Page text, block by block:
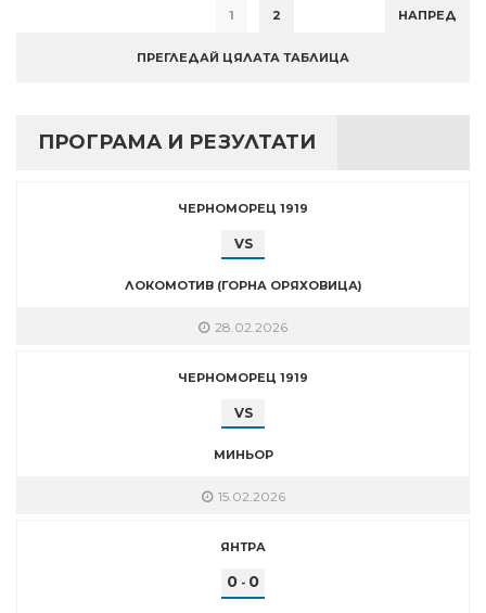
1 2 НАПРЕД
ПРЕГЛЕДАЙ ЦЯЛАТА ТАБЛИЦА
ПРОГРАМА И РЕЗУЛТАТИ
ЧЕРНОМОРЕЦ 1919
VS
ЛОКОМОТИВ (ГОРНА ОРЯХОВИЦА)
28.02.2026
ЧЕРНОМОРЕЦ 1919
VS
МИНЬОР
15.02.2026
ЯНТРА
0 - 0